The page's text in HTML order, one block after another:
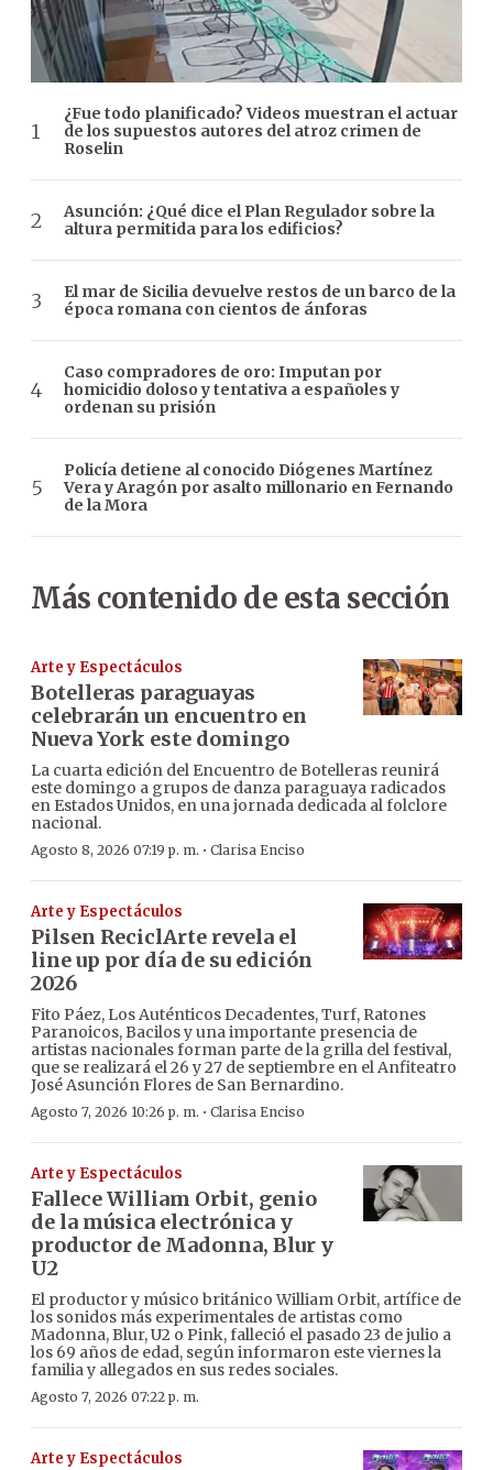
¿Fue todo planificado? Videos muestran el actuar
de los supuestos autores del atroz crimen de
Roselin
Asunción: ¿Qué dice el Plan Regulador sobre la
altura permitida para los edificios?
El mar de Sicilia devuelve restos de un barco de la
época romana con cientos de ánforas
Caso compradores de oro: Imputan por
homicidio doloso y tentativa a españoles y
ordenan su prisión
Policía detiene al conocido Diógenes Martínez
Vera y Aragón por asalto millonario en Fernando
de la Mora
Más contenido de esta sección
Arte y Espectáculos
Botelleras paraguayas
celebrarán un encuentro en
Nueva York este domingo
La cuarta edición del Encuentro de Botelleras reunirá
este domingo a grupos de danza paraguaya radicados
en Estados Unidos, en una jornada dedicada al folclore
nacional.
Agosto 8, 2026 07:19 p. m. · Clarisa Enciso
Arte y Espectáculos
Pilsen ReciclArte revela el
line up por día de su edición
2026
Fito Páez, Los Auténticos Decadentes, Turf, Ratones
Paranoicos, Bacilos y una importante presencia de
artistas nacionales forman parte de la grilla del festival,
que se realizará el 26 y 27 de septiembre en el Anfiteatro
José Asunción Flores de San Bernardino.
Agosto 7, 2026 10:26 p. m. · Clarisa Enciso
Arte y Espectáculos
Fallece William Orbit, genio
de la música electrónica y
productor de Madonna, Blur y
U2
El productor y músico británico William Orbit, artífice de
los sonidos más experimentales de artistas como
Madonna, Blur, U2 o Pink, falleció el pasado 23 de julio a
los 69 años de edad, según informaron este viernes la
familia y allegados en sus redes sociales.
Agosto 7, 2026 07:22 p. m.
Arte y Espectáculos